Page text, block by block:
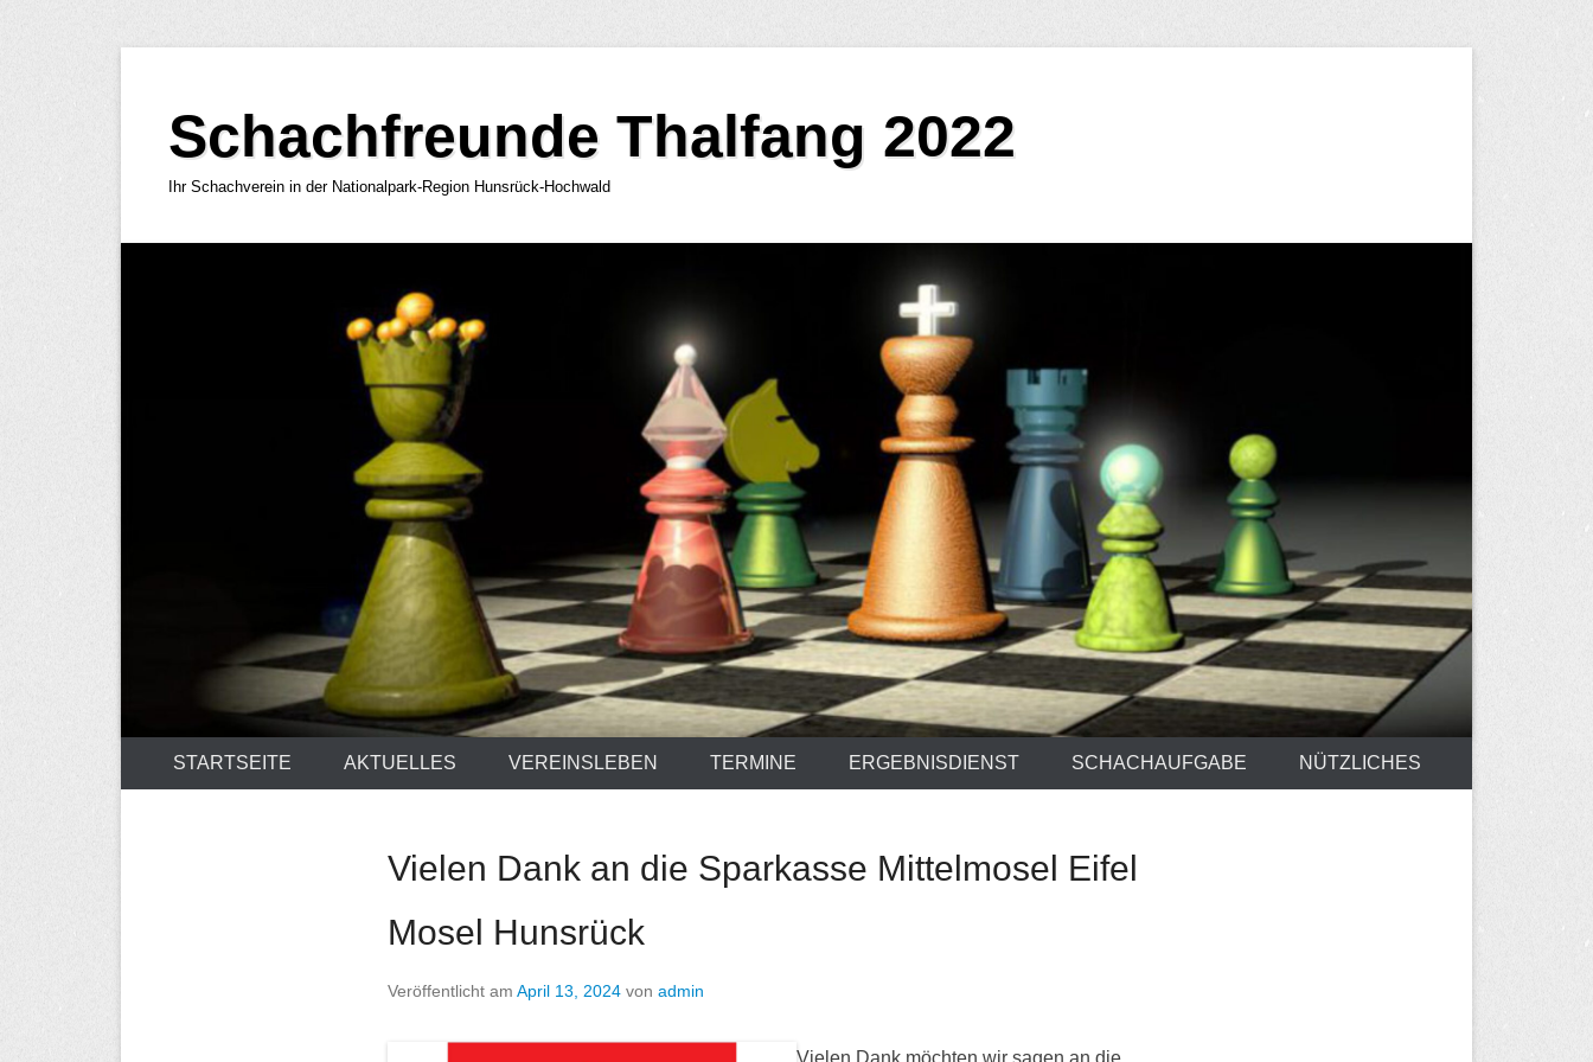
springenSchachfreunde Thalfang 2022
Ihr Schachverein in der Nationalpark-Region Hunsrück-Hochwald
STARTSEITE AKTUELLES VEREINSLEBEN TERMINE ERGEBNISDIENST SCHACHAUFGABE NÜTZLICHES
Vielen Dank an die Sparkasse Mittelmosel Eifel
Mosel Hunsrück
Veröffentlicht am April 13, 2024 von admin
Vielen Dank möchten wir sagen an die